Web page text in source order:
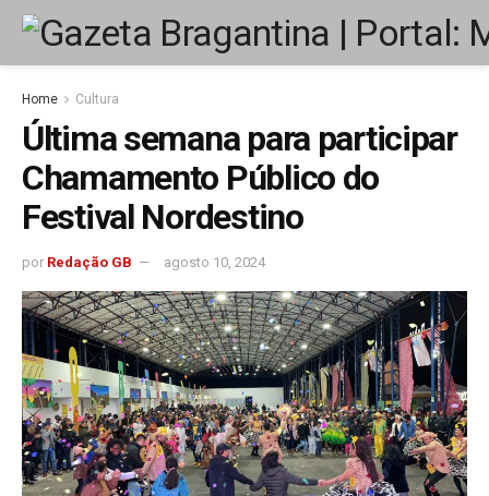
Home Cultura
Última semana para participar
Chamamento Público do
Festival Nordestino
por Redação GB agosto 10, 2024